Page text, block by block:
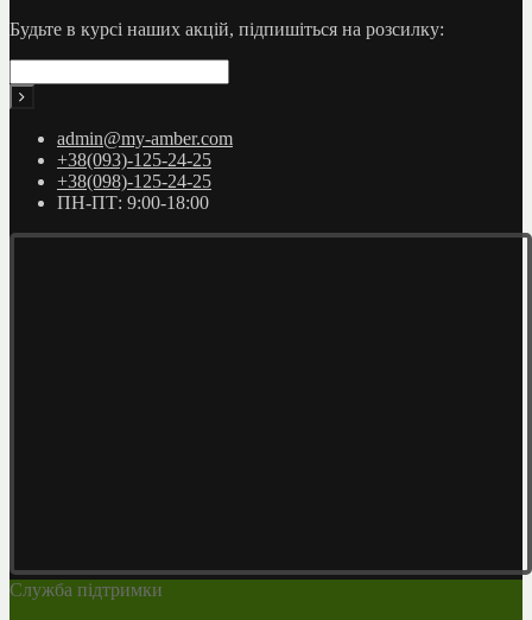
Будьте в курсі наших акцій, підпишіться на розсилку:
admin@my-amber.com
+38(093)-125-24-25
+38(098)-125-24-25
ПН-ПТ: 9:00-18:00
Служба підтримки